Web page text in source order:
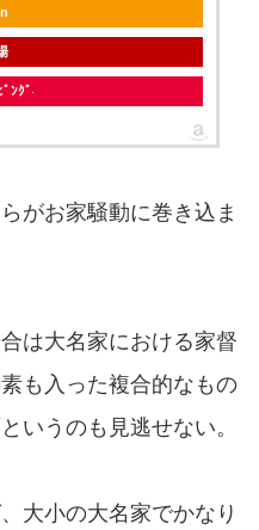
ﾝｸﾞ
がお家騒動に巻き込ま
は大名家における家督
も入った複合的なもの
いうのも見逃せない。
大小の大名家でかなり